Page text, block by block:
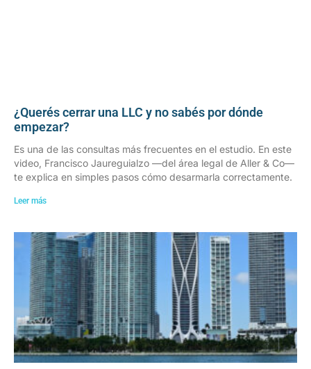
¿Querés cerrar una LLC y no sabés por dónde
empezar?
Es una de las consultas más frecuentes en el estudio. En este
video, Francisco Jaureguialzo —del área legal de Aller & Co—
te explica en simples pasos cómo desarmarla correctamente.
Leer más